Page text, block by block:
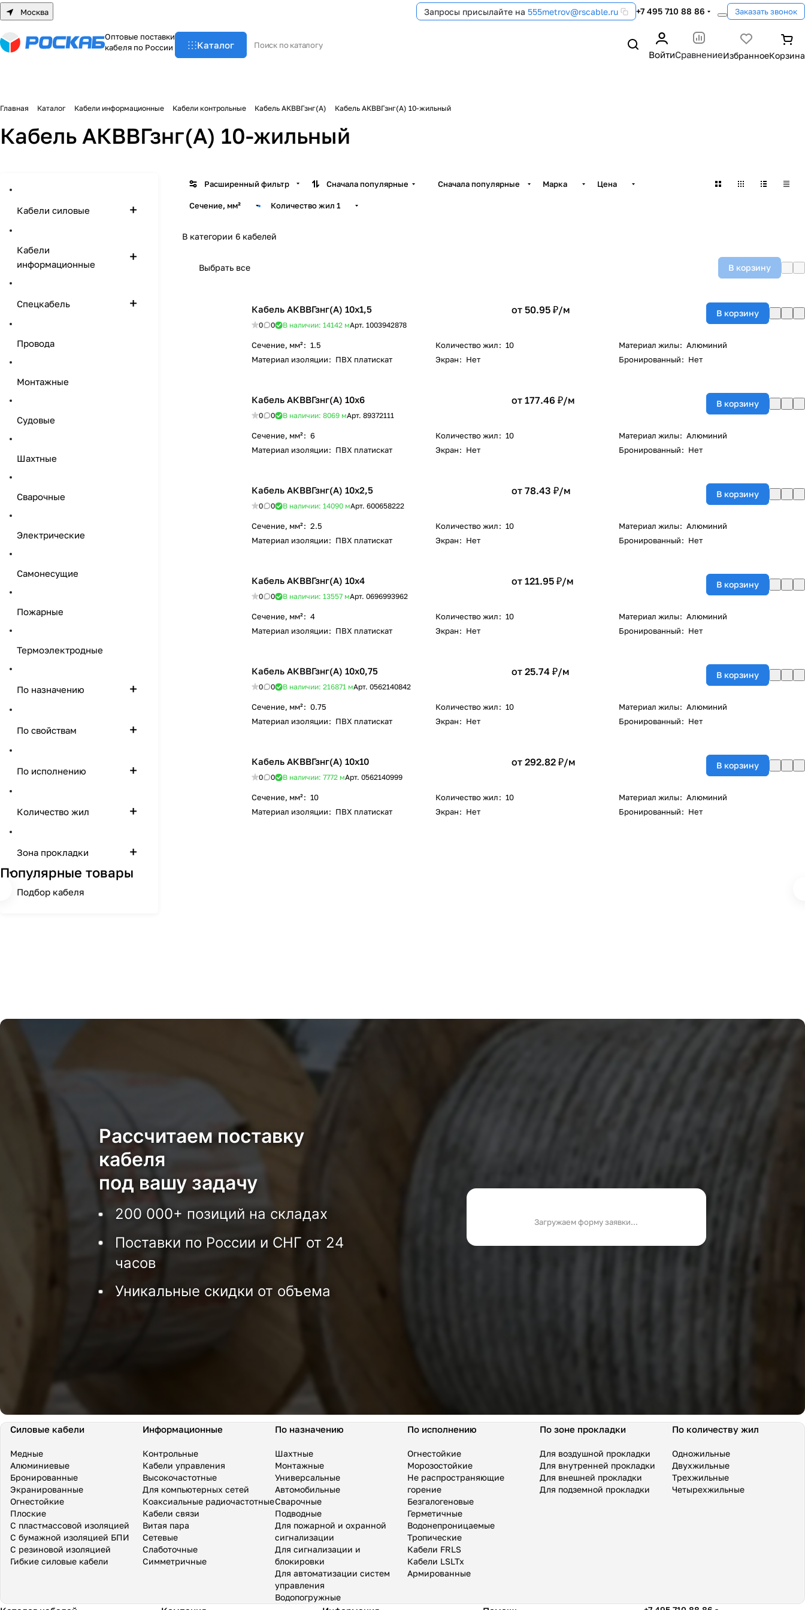
Москва Запросы присылайте на 555metrov@rscable.ru +7 495 710 88 86 Заказать звонок
Оптовые поставки
кабеля по России
Каталог
ВойтиСравнение
Главная Каталог Кабели информационные Кабели контрольные Кабель АКВВГзнг(А) Кабель АКВВГзнг(А) 10-жильный
Кабель АКВВГзнг(А) 10-жильный
Расширенный фильтр Сначала популярные Сначала популярные Марка Цена
Сечение, мм² Количество жил 1
В категории 6 кабелей
Выбрать все В корзину
Кабель АКВВГзнг(А) 10х1,5
0 0 В наличии: 14142 мАрт. 1003942878
от 50.95 ₽/м В корзину
Сечение, мм²: 1.5 Количество жил: 10 Материал жилы: Алюминий
Материал изоляции: ПВХ платискат Экран: Нет Бронированный: Нет
Кабель АКВВГзнг(А) 10х6
0 0 В наличии: 8069 мАрт. 89372111
от 177.46 ₽/м В корзину
Сечение, мм²: 6 Количество жил: 10 Материал жилы: Алюминий
Материал изоляции: ПВХ платискат Экран: Нет Бронированный: Нет
Кабель АКВВГзнг(А) 10х2,5
0 0 В наличии: 14090 мАрт. 600658222
от 78.43 ₽/м В корзину
Сечение, мм²: 2.5 Количество жил: 10 Материал жилы: Алюминий
Материал изоляции: ПВХ платискат Экран: Нет Бронированный: Нет
Кабель АКВВГзнг(А) 10х4
0 0 В наличии: 13557 мАрт. 0696993962
от 121.95 ₽/м В корзину
Сечение, мм²: 4 Количество жил: 10 Материал жилы: Алюминий
Материал изоляции: ПВХ платискат Экран: Нет Бронированный: Нет
Кабель АКВВГзнг(А) 10х0,75
0 0 В наличии: 216871 мАрт. 0562140842
от 25.74 ₽/м В корзину
Сечение, мм²: 0.75 Количество жил: 10 Материал жилы: Алюминий
Материал изоляции: ПВХ платискат Экран: Нет Бронированный: Нет
Кабель АКВВГзнг(А) 10х10
0 0 В наличии: 7772 мАрт. 0562140999
от 292.82 ₽/м В корзину
Сечение, мм²: 10 Количество жил: 10 Материал жилы: Алюминий
Материал изоляции: ПВХ платискат Экран: Нет Бронированный: Нет
Популярные товары
Кабели силовые
Кабели
информационные
Спецкабель
Провода
Монтажные
Судовые
Шахтные
Сварочные
Электрические
Самонесущие
Пожарные
Термоэлектродные
По назначению
По свойствам
По исполнению
Количество жил
Зона прокладки
Подбор кабеля
Рассчитаем поставку
кабеля
под вашу задачу
200 000+ позиций на складах
Поставки по России и СНГ от 24
часов
Уникальные скидки от объема
Загружаем форму заявки...
Силовые кабели
Медные
Алюминиевые
Бронированные
Экранированные
Огнестойкие
Плоские
С пластмассовой изоляцией
С бумажной изоляцией БПИ
С резиновой изоляцией
Гибкие силовые кабели
Информационные
Контрольные
Кабели управления
Высокочастотные
Для компьютерных сетей
Коаксиальные радиочастотные
Кабели связи
Витая пара
Сетевые
Слаботочные
Симметричные
По назначению
Шахтные
Монтажные
Универсальные
Автомобильные
Сварочные
Подводные
Для пожарной и охранной
сигнализации
Для сигнализации и
блокировки
Для автоматизации систем
управления
Водопогружные
По исполнению
Огнестойкие
Морозостойкие
Не распространяющие
горение
Безгалогеновые
Герметичные
Водонепроницаемые
Тропические
Кабели FRLS
Кабели LSLTx
Армированные
По зоне прокладки
Для воздушной прокладки
Для внутренней прокладки
Для внешней прокладки
Для подземной прокладки
По количеству жил
Одножильные
Двухжильные
Трехжильные
Четырехжильные